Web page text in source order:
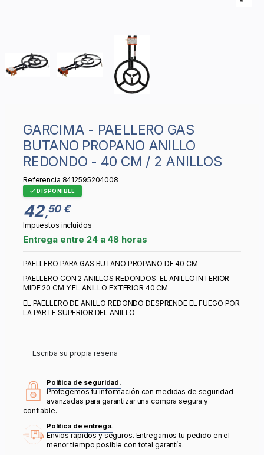
GARCIMA - PAELLERO GAS
BUTANO PROPANO ANILLO
REDONDO - 40 CM / 2 ANILLOS
Referencia 8412595204008
DISPONIBLE
42,50 €
Impuestos incluidos
Entrega entre 24 a 48 horas
PAELLERO PARA GAS BUTANO PROPANO DE 40 CM
PAELLERO CON 2 ANILLOS REDONDOS: EL ANILLO INTERIOR
MIDE 20 CM Y EL ANILLO EXTERIOR 40 CM
EL PAELLERO DE ANILLO REDONDO DESPRENDE EL FUEGO POR
LA PARTE SUPERIOR DEL ANILLO
Escriba su propia reseña
Política de seguridad.
Protegemos tu información con medidas de seguridad
avanzadas para garantizar una compra segura y
confiable.
Política de entrega.
Envíos rápidos y seguros. Entregamos tu pedido en el
menor tiempo posible con total garantía.